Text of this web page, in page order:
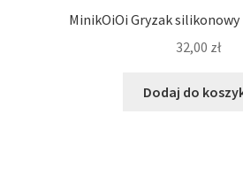
MinikOiOi Gryzak silikonowy
32,00 zł
Dodaj do